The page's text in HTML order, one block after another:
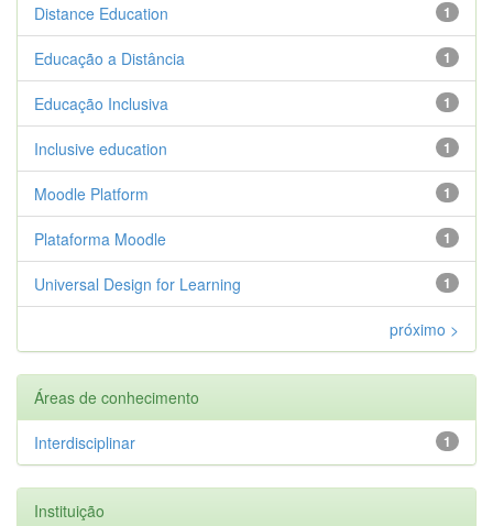
1
Distance Education
1
Educação a Distância
1
Educação Inclusiva
1
Inclusive education
1
Moodle Platform
1
Plataforma Moodle
1
Universal Design for Learning
próximo >
Áreas de conhecimento
1
Interdisciplinar
Instituição